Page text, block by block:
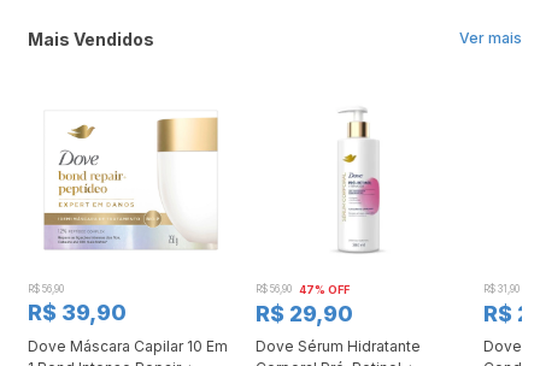
Ver mais
Mais Vendidos
R$ 56,90
R$ 39,90
Dove Máscara Capilar 10 Em
R$ 56,90 47% OFF
R$ 29,90
Dove Sérum Hidratante
R$ 31,90
R$
Dove